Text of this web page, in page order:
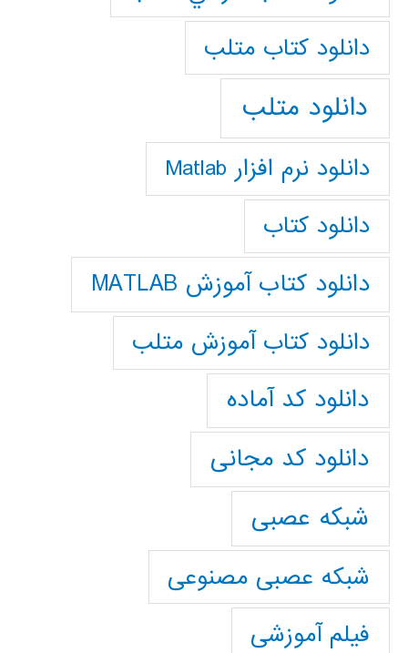
دانلود كتاب متلب
دانلود متلب
دانلود نرم افزار Matlab
دانلود کتاب
دانلود کتاب آموزش MATLAB
دانلود کتاب آموزش متلب
دانلود کد آماده
دانلود کد مجانی
شبکه عصبی
شبکه عصبی مصنوعی
فیلم آموزشی